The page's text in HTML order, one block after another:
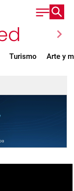
chevron_right
Turismo Arte y